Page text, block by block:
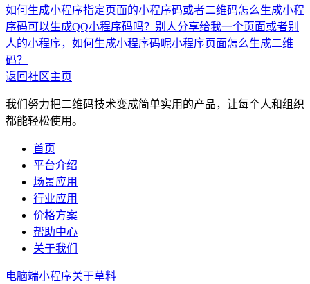
如何生成小程序指定页面的小程序码或者二维码怎么生成小程
序码可以生成QQ小程序码吗？ 别人分享给我一个页面或者别
人的小程序，如何生成小程序码呢小程序页面怎么生成二维
码？
返回社区主页
我们努力把二维码技术变成简单实用的产品，让每个人和组织
都能轻松使用。
首页
平台介绍
场景应用
行业应用
价格方案
帮助中心
关于我们
电脑端小程序关于草料